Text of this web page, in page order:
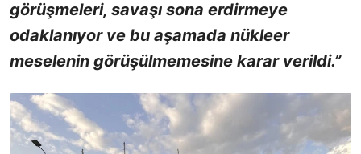
görüşmeleri, savaşı sona erdirmeye
odaklanıyor ve bu aşamada nükleer
meselenin görüşülmemesine karar verildi.”